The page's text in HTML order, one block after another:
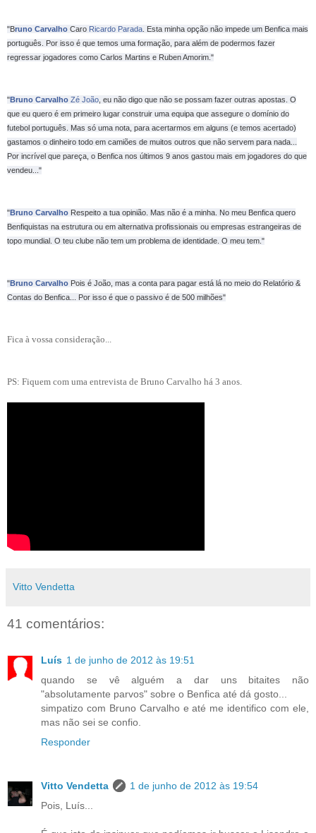
"Bruno Carvalho Caro Ricardo Parada . Esta minha opção não impede um Benfica mais
português. Por isso é que temos uma formação, para além de podermos fazer
regressar jogadores como Carlos Martins e Ruben Amorim."
"Bruno Carvalho Zé João , eu não digo que não se possam fazer outras apostas. O
que eu quero é em primeiro lugar construir uma equipa que assegure o domínio do
futebol português. Mas só uma nota, para acertarmos em alguns (e temos acertado)
gastamos o dinheiro todo em camiões de muitos outros que não servem para nada...
Por incrível que pareça, o Benfica nos últimos 9 anos gastou mais em jogadores do que
vendeu..."
"Bruno Carvalho Respeito a tua opinião. Mas não é a minha. No meu Benfica quero
Benfiquistas na estrutura ou em alternativa profissionais ou empresas estrangeiras de
topo mundial. O teu clube não tem um problema de identidade. O meu tem."
"Bruno Carvalho Pois é João, mas a conta para pagar está lá no meio do Relatório &
Contas do Benfica... Por isso é que o passivo é de 500 milhões"
Fica à vossa consideração...
PS: Fiquem com uma entrevista de Bruno Carvalho há 3 anos.
Vitto Vendetta
41 comentários:
Luís 1 de junho de 2012 às 19:51
quando se vê alguém a dar uns bitaites não
"absolutamente parvos" sobre o Benfica até dá gosto...
simpatizo com Bruno Carvalho e até me identifico com ele,
mas não sei se confio.
Responder
Vitto Vendetta
1 de junho de 2012 às 19:54
Pois, Luís...